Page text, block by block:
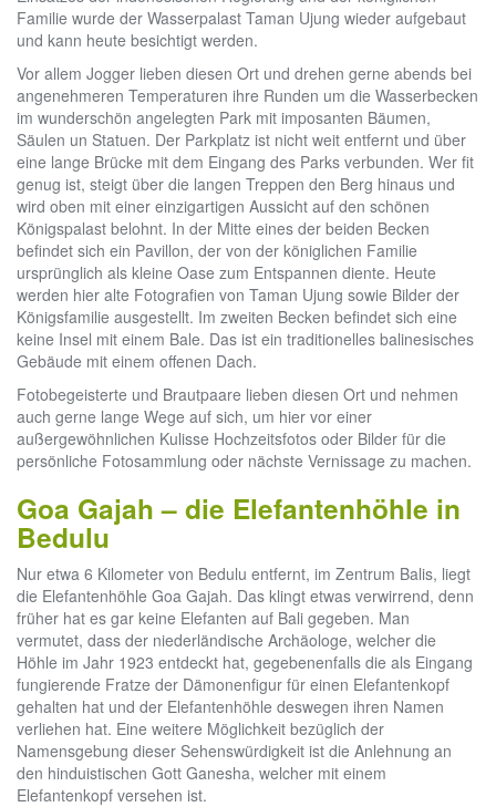
Familie wurde der Wasserpalast Taman Ujung wieder aufgebaut
und kann heute besichtigt werden.
Vor allem Jogger lieben diesen Ort und drehen gerne abends bei
angenehmeren Temperaturen ihre Runden um die Wasserbecken
im wunderschön angelegten Park mit imposanten Bäumen,
Säulen un Statuen. Der Parkplatz ist nicht weit entfernt und über
eine lange Brücke mit dem Eingang des Parks verbunden. Wer fit
genug ist, steigt über die langen Treppen den Berg hinaus und
wird oben mit einer einzigartigen Aussicht auf den schönen
Königspalast belohnt. In der Mitte eines der beiden Becken
befindet sich ein Pavillon, der von der königlichen Familie
ursprünglich als kleine Oase zum Entspannen diente. Heute
werden hier alte Fotografien von Taman Ujung sowie Bilder der
Königsfamilie ausgestellt. Im zweiten Becken befindet sich eine
keine Insel mit einem Bale. Das ist ein traditionelles balinesisches
Gebäude mit einem offenen Dach.
Fotobegeisterte und Brautpaare lieben diesen Ort und nehmen
auch gerne lange Wege auf sich, um hier vor einer
außergewöhnlichen Kulisse Hochzeitsfotos oder Bilder für die
persönliche Fotosammlung oder nächste Vernissage zu machen.
Goa Gajah – die Elefantenhöhle in
Bedulu
Nur etwa 6 Kilometer von Bedulu entfernt, im Zentrum Balis, liegt
die Elefantenhöhle Goa Gajah. Das klingt etwas verwirrend, denn
früher hat es gar keine Elefanten auf Bali gegeben. Man
vermutet, dass der niederländische Archäologe, welcher die
Höhle im Jahr 1923 entdeckt hat, gegebenenfalls die als Eingang
fungierende Fratze der Dämonenfigur für einen Elefantenkopf
gehalten hat und der Elefantenhöhle deswegen ihren Namen
verliehen hat. Eine weitere Möglichkeit bezüglich der
Namensgebung dieser Sehenswürdigkeit ist die Anlehnung an
den hinduistischen Gott Ganesha, welcher mit einem
Elefantenkopf versehen ist.